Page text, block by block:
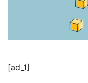
[ad_1]